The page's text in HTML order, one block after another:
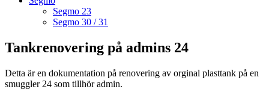
Segmo 23
Segmo 30 / 31
Tankrenovering på admins 24
Detta är en dokumentation på renovering av orginal plasttank på en
smuggler 24 som tillhör admin.